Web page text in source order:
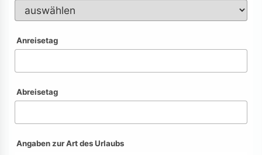
Anreisetag
Abreisetag
Angaben zur Art des Urlaubs